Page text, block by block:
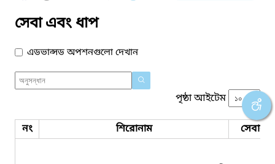
সেবা এবং ধাপ
এডভান্সড অপশনগুলো দেখান
পৃষ্ঠা আইটেম
নং শিরোনাম সেবার